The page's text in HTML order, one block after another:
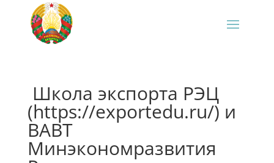
‍ Школа экспорта РЭЦ
(https://exportedu.ru/) и
ВАВТ
Минэкономразвития